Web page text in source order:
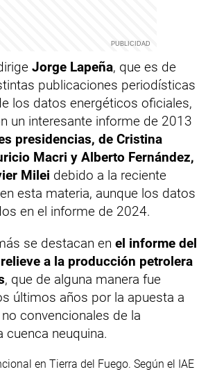
Jorge Lapeña, que es de
publicaciones periodísticas
los datos energéticos oficiales,
un interesante informe de 2013
presidencias, de Cristina
Macri y Alberto Fernández,
Milei debido a la reciente
esta materia, aunque los datos
en el informe de 2024.
se destacan en el informe del
a la producción petrolera
, que de alguna manera fue
últimos años por la apuesta a
convencionales de la
cuenca neuquina.